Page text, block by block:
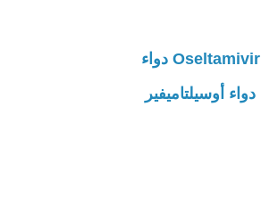
Oseltamivir دواء
دواء أوسيلتاميفير